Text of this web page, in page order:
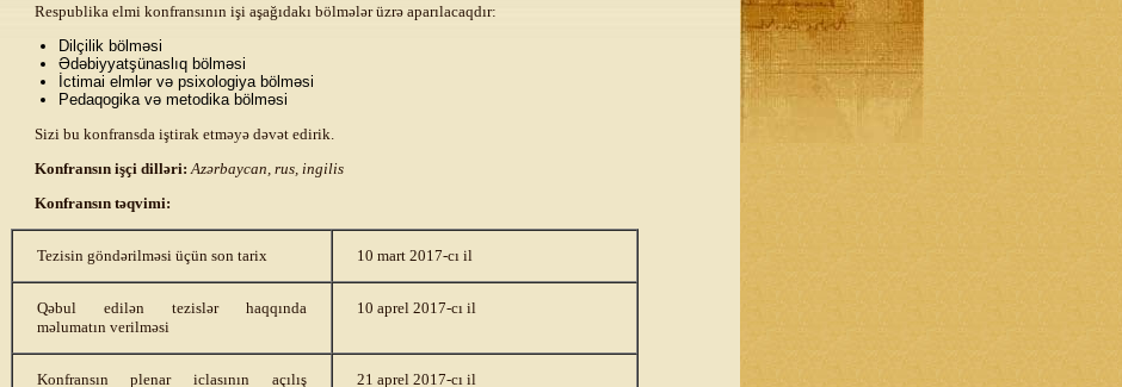
Respublika elmi konfransının işi aşağıdakı bölmələr üzrə aparılacaqdır:
Dilçilik bölməsi
Ədəbiyyatşünaslıq bölməsi
İctimai elmlər və psixologiya bölməsi
Pedaqogika və metodika bölməsi
Sizi bu konfransda iştirak etməyə dəvət edirik.
Konfransın işçi dilləri: Azərbaycan, rus, ingilis
Konfransın təqvimi:
Tezisin göndərilməsi üçün son tarix 10 mart 2017-cı il
Qəbul edilən tezislər haqqında
məlumatın verilməsi
10 aprel 2017-cı il
Konfransın plenar iclasının açılış
21 aprel 2017-cı il